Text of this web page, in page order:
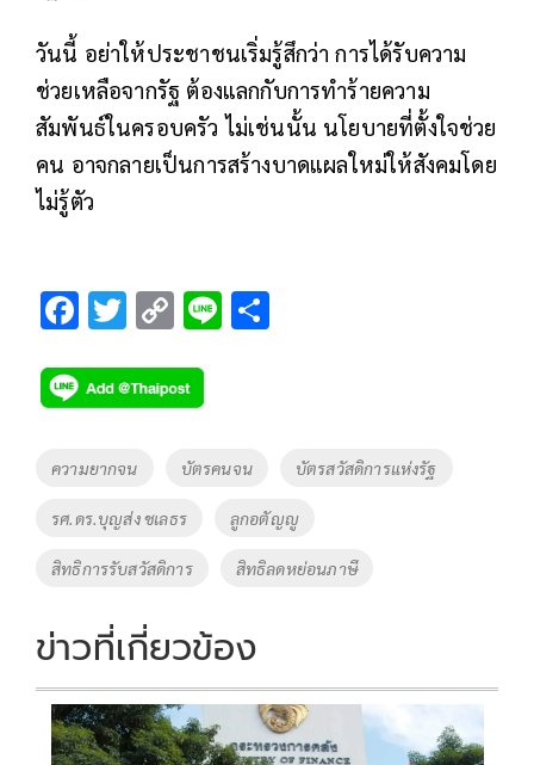
วันนี้ อย่าให้ประชาชนเริ่มรู้สึกว่า การได้รับความ
ช่วยเหลือจากรัฐ ต้องแลกกับการทำร้ายความ
สัมพันธ์ในครอบครัว ไม่เช่นนั้น นโยบายที่ตั้งใจช่วย
คน อาจกลายเป็นการสร้างบาดแผลใหม่ให้สังคมโดย
ไม่รู้ตัว
F
e
b
o
k
T
tt
er
C
p
y
Li
k
Li
Tags
ความยากจน บัตรคนจน บัตรสวัสดิการแห่งรัฐ
รศ.ดร.บุญส่ง ชเลธร ลูกอตัญญู
สิทธิการรับสวัสดิการ สิทธิลดหย่อนภาษี
ข่าวที่เกี่ยวข้อง